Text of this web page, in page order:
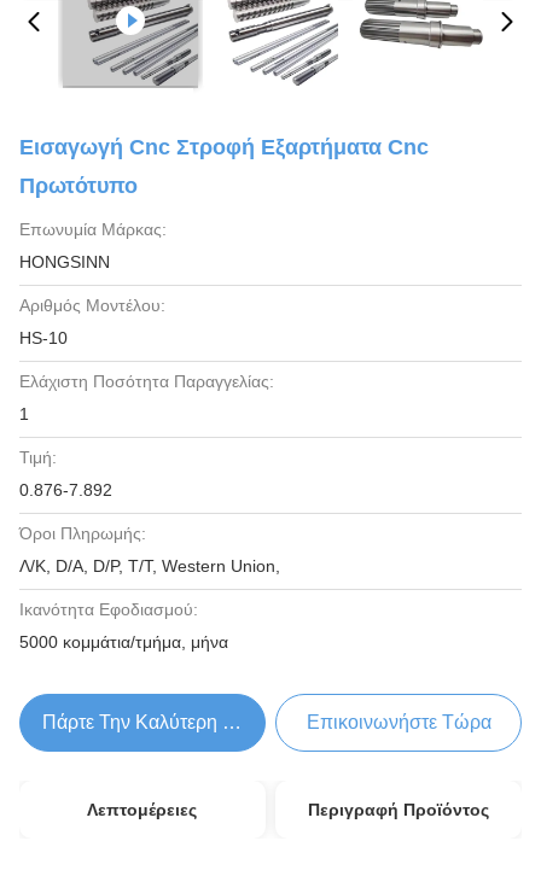
Εισαγωγή Cnc Στροφή Εξαρτήματα Cnc
Πρωτότυπο
Επωνυμία Μάρκας:
HONGSINN
Αριθμός Μοντέλου:
HS-10
Ελάχιστη Ποσότητα Παραγγελίας:
1
Τιμή:
0.876-7.892
Όροι Πληρωμής:
Λ/Κ, D/A, D/P, T/T, Western Union,
Ικανότητα Εφοδιασμού:
5000 κομμάτια/τμήμα, μήνα
Πάρτε Την Καλύτερη Τιμή Επικοινωνήστε Τώρα
Λεπτομέρειες Περιγραφή Προϊόντος